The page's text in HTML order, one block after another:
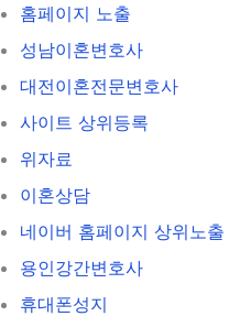
홈페이지 노출
성남이혼변호사
대전이혼전문변호사
사이트 상위등록
위자료
이혼상담
네이버 홈페이지 상위노출
용인강간변호사
휴대폰성지